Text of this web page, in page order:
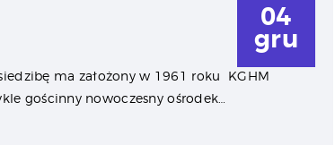
04
gru
ma założony w 1961 roku KGHM
gościnny nowoczesny ośrodek…